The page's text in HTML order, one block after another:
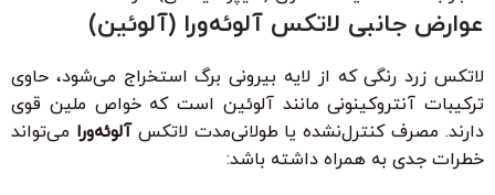
عوارض جانبی لاتکس آلوئه‌ورا (آلوئین)
لاتکس زرد رنگی که از لایه بیرونی برگ استخراج می‌شود، حاوی
ترکیبات آنتروکینونی مانند آلوئین است که خواص ملین قوی
دارند. مصرف کنترل‌نشده یا طولانی‌مدت لاتکسآلوئه‌ورا می‌تواند
خطرات جدی به همراه داشته باشد: